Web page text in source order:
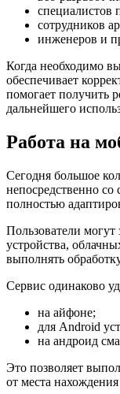
специалистов
сотрудников
инженеров и
Когда необходимо
обеспечивает
помогает получить
дальнейшего
Работа на
Сегодня большое
непосредственно
полностью
Пользователи могут
устройства,
выполнять
Сервис одинаково
на айфоне;
для Android
на андроид
Это позволяет
от места нахождения